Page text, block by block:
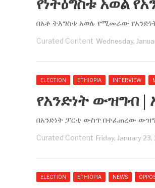
የነትዕግስቱ አወል
በአቶ ትእግስቱ አወሉ የሚመራው
Curated Content Wednesday,
ELECTION ETHIOPIA INTERVIEW
የአንድነት ውዝግብ |
በአንድነት ፓርቲ ውስጥ በተፈጠረው
Curated Content Friday, January
ELECTION ETHIOPIA NEWS